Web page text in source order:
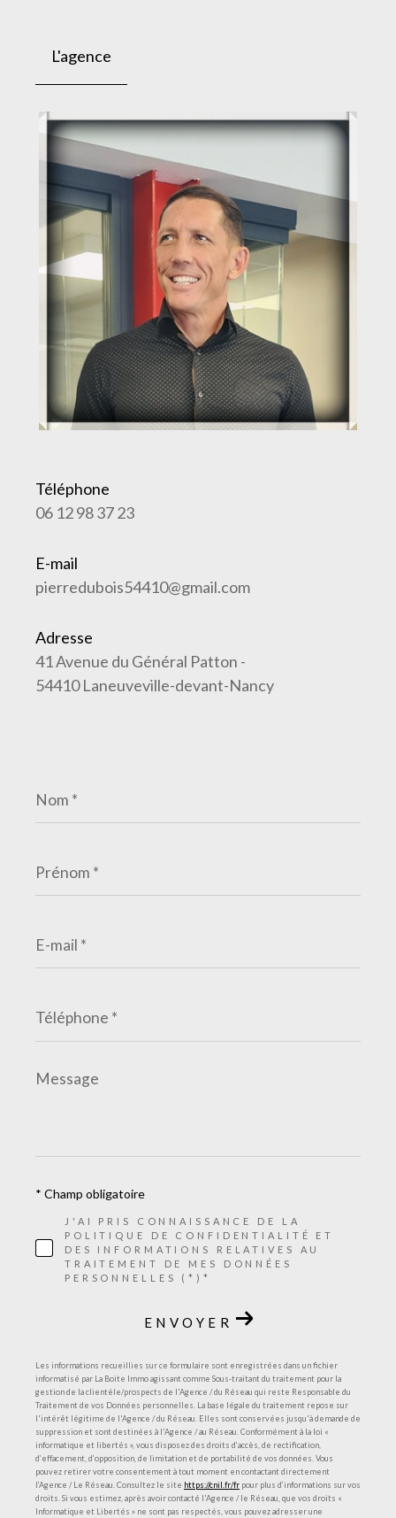
L'agence
Téléphone
06 12 98 37 23
E-mail
pierredubois54410@gmail.com
Adresse
41 Avenue du Général Patton -
54410 Laneuveville-devant-Nancy
*
*
mail
*
*
Message
*
J'AI PRIS CONNAISSANCE DE LA
POLITIQUE DE CONFIDENTIALITÉ ET
DES INFORMATIONS RELATIVES AU
TRAITEMENT DE MES DONNÉES
PERSONNELLES (*)*
* Champ obligatoire
ENVOYER
Les informations recueillies sur ce formulaire sont enregistrées dans un fichier
informatisé par La Boite Immo agissant comme Sous-traitant du traitement pour la
gestion de la clientèle/prospects de l'Agence / du Réseau qui reste Responsable du
Traitement de vos Données personnelles. La base légale du traitement repose sur
l'intérêt légitime de l'Agence / du Réseau. Elles sont conservées jusqu'à demande de
suppression et sont destinées à l'Agence / au Réseau. Conformément à la loi «
informatique et libertés », vous disposez des droits d’accès, de rectification,
d’effacement, d’opposition, de limitation et de portabilité de vos données. Vous
pouvez retirer votre consentement à tout moment en contactant directement
l’Agence / Le Réseau. Consultez le site https://cnil.fr/fr pour plus d’informations sur vos
droits. Si vous estimez, après avoir contacté l'Agence / le Réseau, que vos droits «
Informatique et Libertés » ne sont pas respectés, vous pouvez adresser une